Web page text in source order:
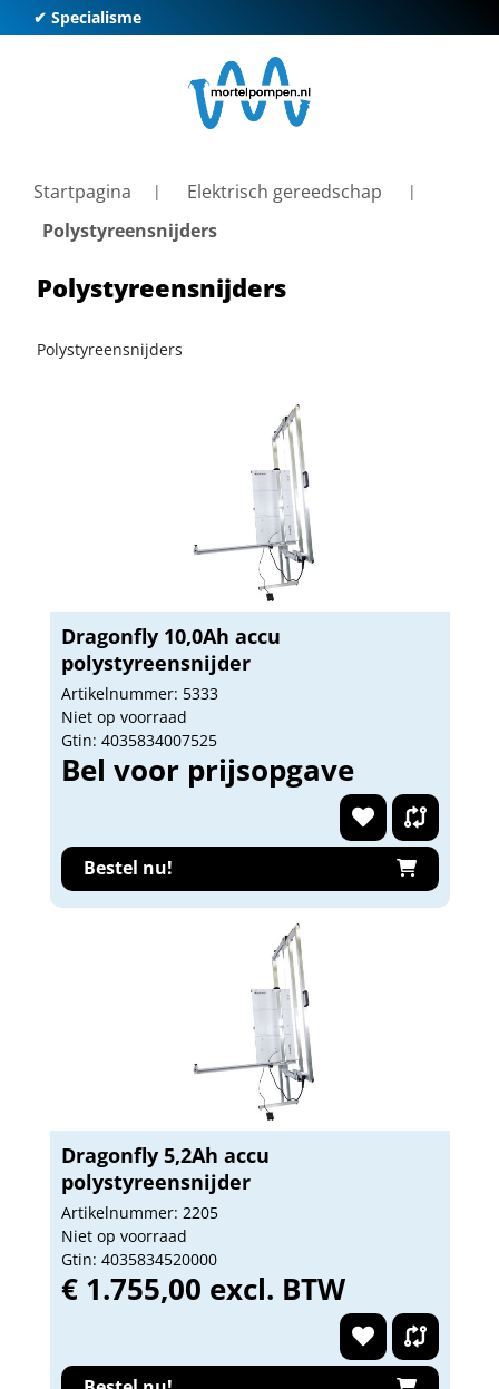
✔ Specialisme
Startpagina
Elektrisch gereedschap
Polystyreensnijders
Polystyreensnijders
Polystyreensnijders
Dragonfly 10,0Ah accu
polystyreensnijder
Artikelnummer: 5333
Niet op voorraad
Gtin: 4035834007525
Bel voor prijsopgave
Bestel nu!
Dragonfly 5,2Ah accu
polystyreensnijder
Artikelnummer: 2205
Niet op voorraad
Gtin: 4035834520000
€ 1.755,00 excl. BTW